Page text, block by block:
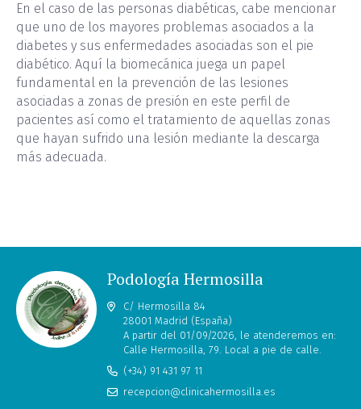
En el caso de las personas diabéticas, cabe mencionar
que uno de los mayores problemas asociados a la
diabetes y sus enfermedades asociadas son el pie
diabético. Aquí la biomecánica juega un papel
fundamental en la prevención de las lesiones
asociadas a zonas de presión en este perfil de
pacientes así como el tratamiento de aquellas zonas
que hayan sufrido una lesión mediante la descarga
más adecuada.
Podología Hermosilla
C/ Hermosilla 84
28001 Madrid (España)
A partir del 01/09/2026, le atenderemos en:
Calle Hermosilla, 79. Local a pie de calle.
(+34) 91 431 97 11
recepcion@clinicahermosilla.es